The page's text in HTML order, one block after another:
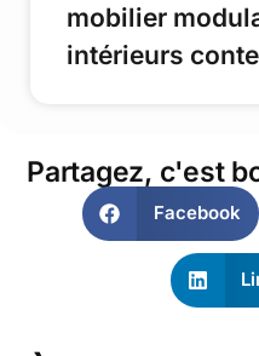
mobilier
intérieurs
Partagez, c'est
Facebook